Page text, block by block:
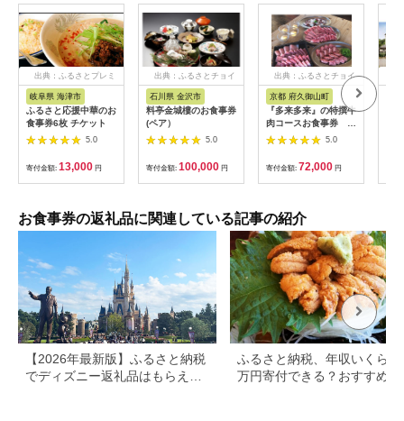
出典：ふるさとプレミ
岐阜県 海津市
ふるさと応援中華のお
食事券6枚 チケット
5.0
寄付金額: 13,000 円
出典：ふるさとチョイ
石川県 金沢市
料亭金城樓のお食事券
(ペア）
5.0
寄付金額: 100,000 円
出典：ふるさとチョイ
京都 府久御山町
『多来多来』の特撰牛
肉コースお食事券 4
名様分【1131614】
5.0
寄付金額: 72,000 円
お食事券の返礼品に関連している記事の紹介
【2026年最新版】ふるさと納税
でディズニー返礼品はもらえ
ふるさと納税、年収いくらで
万円寄付できる？おすすめ返